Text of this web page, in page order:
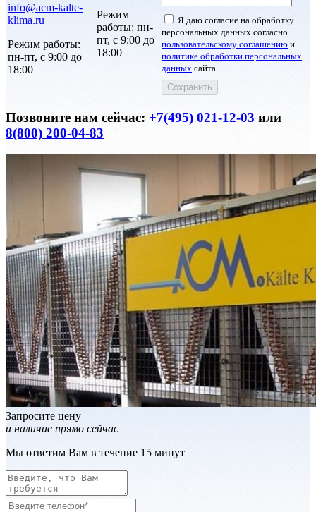
info@acm-kalte-
klima.ru
Режим работы:
пн-пт, с 9:00 до
18:00
Режим
работы: пн-
пт, с 9:00 до
18:00
Я даю согласие на обработку
персональных данных согласно
пользовательскому соглашению и
политике обработки персональных
данных сайта.
Позвоните нам сейчас: +7(495) 021-12-03 или
8(800) 200-04-83
Запросите цену
и наличие прямо сейчас
Мы ответим Вам в течение 15 минут